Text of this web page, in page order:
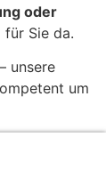
oder
Sie da.
unsere
um